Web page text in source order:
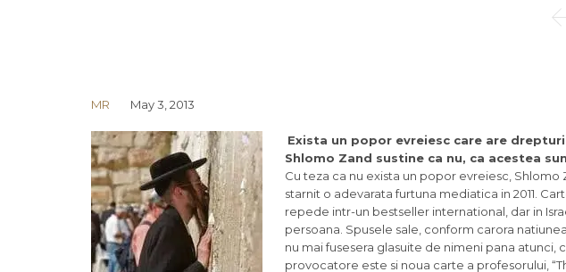
MR May 3, 2013
Exista un popor evreiesc care are
Shlomo Zand sustine ca nu, ca acestea
Cu teza ca nu exista un popor evreiesc, Shlomo
starnit o adevarata furtuna mediatica in 2011.
repede intr-un bestseller international, dar in
persoana. Spusele sale, conform carora
nu mai fusesera glasuite de nimeni pana atunci,
provocatore este si noua carte a profesorului,